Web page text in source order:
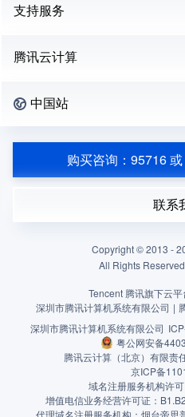
支持服务
腾讯云计算
中国站
购买咨询：95716
联系
Copyright © 2013 -
All Rights
Tencent 腾讯旗下云平
深圳市腾讯计算机系统有限公司 |
深圳市腾讯计算机系统有限公司
粤公网安备
腾讯云计算（北京）有限责
京ICP备
域名注册服务机构许
增值电信业务经营许可证：
代理域名注册服务机构：烟台帝思